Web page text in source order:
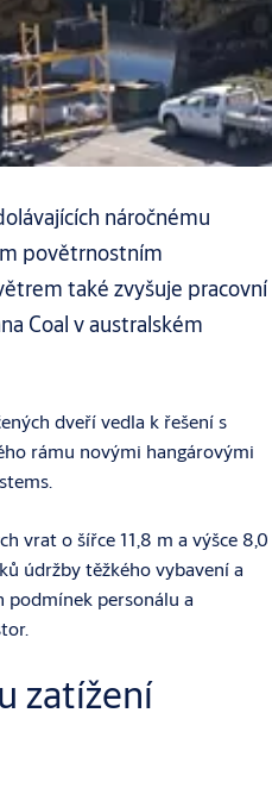
náročnému
povětrnostním
také zvyšuje pracovní
Coal v australském
dveří vedla k řešení s
rámu novými hangárovými
vrat o šířce 11,8 m a výšce 8,0
údržby těžkého vybavení a
podmínek personálu a
zatížení